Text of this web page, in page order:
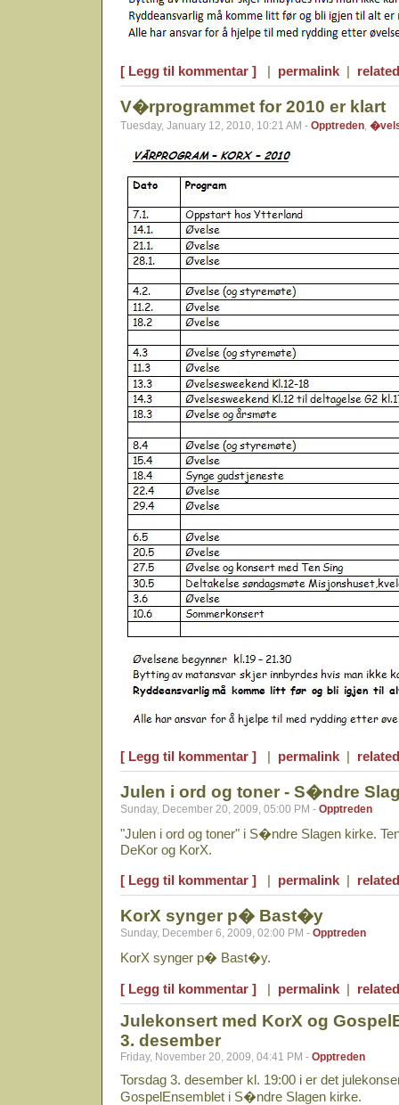
[ Legg til kommentar ] | permalink |
V�rprogrammet for 2010 er klart
Tuesday, January 12, 2010, 10:21 AM - Opptreden,
[ Legg til kommentar ] | permalink |
Julen i ord og toner - S�ndre
Sunday, December 20, 2009, 05:00 PM - Opptreden
"Julen i ord og toner" i S�ndre Slagen kirke.
DeKor og KorX.
[ Legg til kommentar ] | permalink |
KorX synger p� Bast�y
Sunday, December 6, 2009, 02:00 PM - Opptreden
KorX synger p� Bast�y.
[ Legg til kommentar ] | permalink |
Julekonsert med KorX og
3. desember
Friday, November 20, 2009, 04:41 PM - Opptreden
Torsdag 3. desember kl. 19:00 i er det
GospelEnsemblet i S�ndre Slagen kirke.